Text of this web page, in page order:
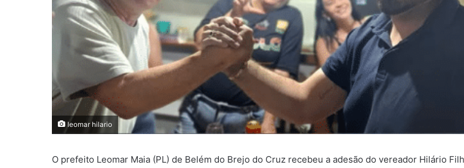
leomar hilario
O prefeito Leomar Maia (PL) de Belém do Brejo do Cruz recebeu a adesão do vereador Hilário